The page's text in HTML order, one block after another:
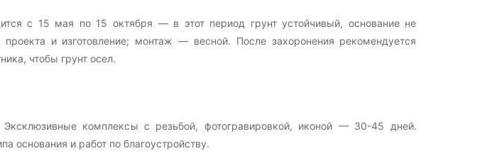
с 15 мая по 15 октября — в этот период грунт устойчивый, основание не
и изготовление; монтаж — весной. После захоронения рекомендуется
чтобы грунт осел.
комплексы с резьбой, фотогравировкой, иконой — 30-45 дней.
основания и работ по благоустройству.